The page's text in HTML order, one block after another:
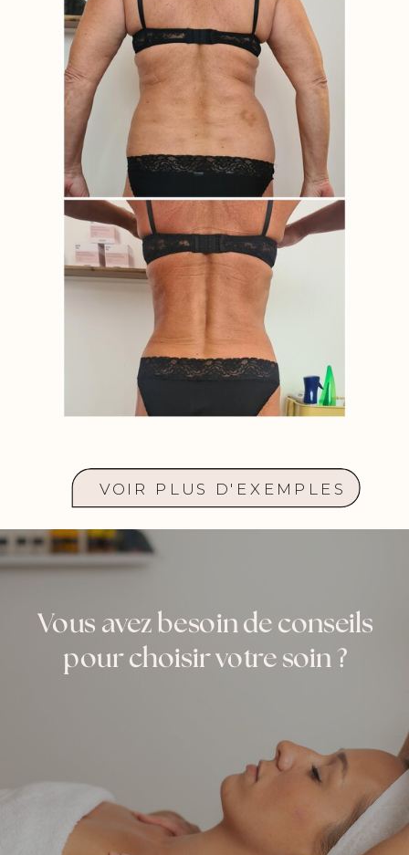
VOIR PLUS D'EXEMPLES
Vous avez besoin de conseils
pour choisir votre soin ?